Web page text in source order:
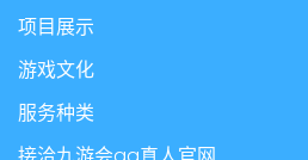
项目展示
游戏文化
服务种类